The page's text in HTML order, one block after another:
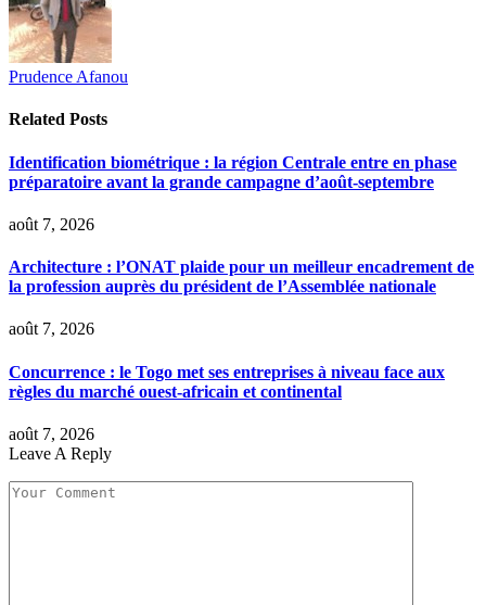
Prudence Afanou
Related Posts
Identification biométrique : la région Centrale entre en phase
préparatoire avant la grande campagne d’août-septembre
août 7, 2026
Architecture : l’ONAT plaide pour un meilleur encadrement de
la profession auprès du président de l’Assemblée nationale
août 7, 2026
Concurrence : le Togo met ses entreprises à niveau face aux
règles du marché ouest-africain et continental
août 7, 2026
Leave A Reply